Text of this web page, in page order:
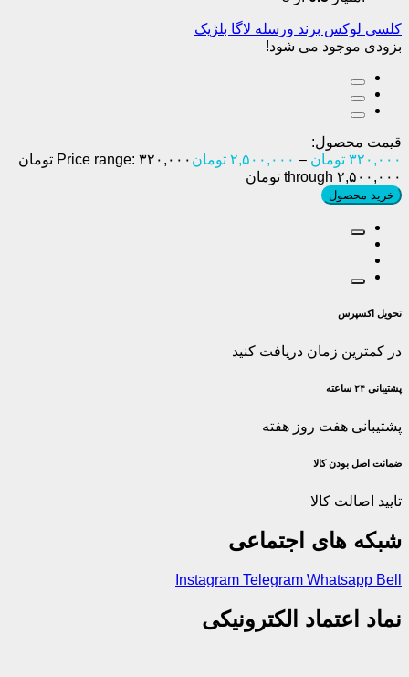
کلسی لوکس برند ورسله لاگا بلژیک
بزودی موجود می شود!
قیمت محصول:
۳۲۰,۰۰۰ تومان – ۲,۵۰۰,۰۰۰ تومان
Price range: ۳۲۰,۰۰۰ تومان
through ۲,۵۰۰,۰۰۰ تومان
خرید محصول
تحویل اکسپرس
در کمترین زمان دریافت کنید
پشتیبانی ۲۴ ساعته
پشتیبانی هفت روز هفته
ضمانت اصل‌ بودن کالا
تایید اصالت کالا
شبکه های اجتماعی
Instagram Telegram Whatsapp Bell
نماد اعتماد الکترونیکی